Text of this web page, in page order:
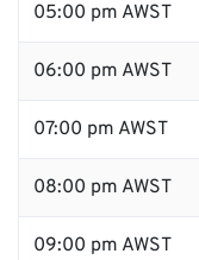
05:00 pm AWST
06:00 pm AWST
07:00 pm AWST
08:00 pm AWST
09:00 pm AWST